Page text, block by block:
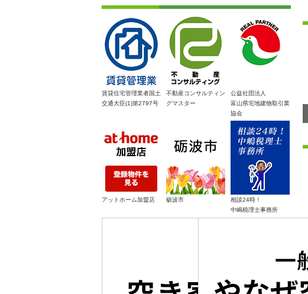
賃貸住宅管理業者国土
交通大臣(1)第2797号
不動産コンサルティン
グマスター
公益社団法人
富山県宅地建物取引業
協会
アットホーム加盟店 砺波市
相談24時！
中嶋税理士事務所